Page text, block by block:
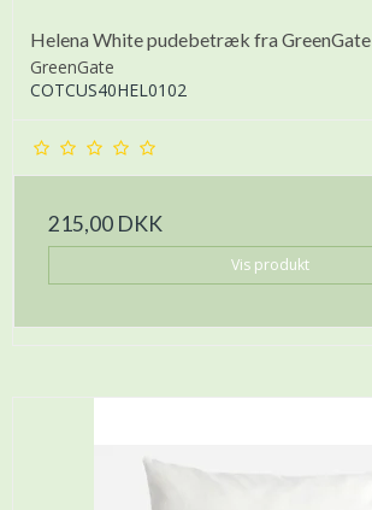
Helena White pudebetræk fra GreenGate
GreenGate
COTCUS40HEL0102
215,00 DKK
Vis produkt